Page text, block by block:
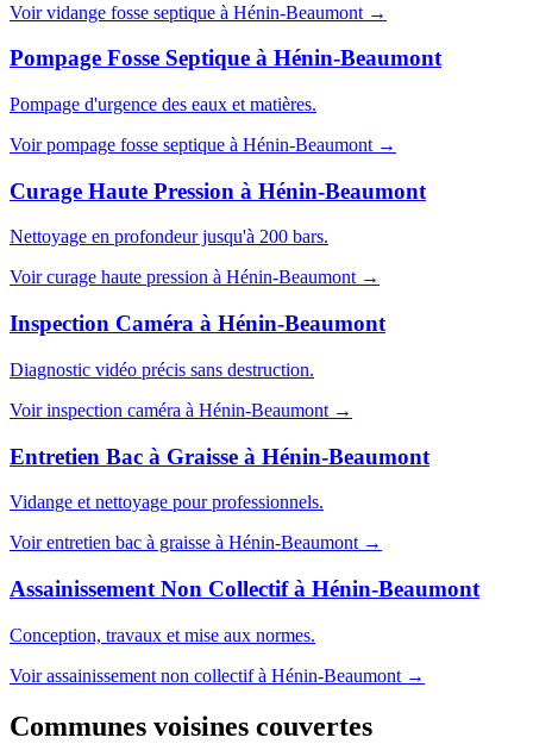
Voirvidange fosse septique à Hénin-Beaumont →
Pompage Fosse Septique à Hénin-Beaumont
Pompage d'urgence des eaux et matières.
Voirpompage fosse septique à Hénin-Beaumont →
Curage Haute Pression à Hénin-Beaumont
Nettoyage en profondeur jusqu'à 200 bars.
Voircurage haute pression à Hénin-Beaumont→
Inspection Caméra à Hénin-Beaumont
Diagnostic vidéo précis sans destruction.
Voirinspection caméra à Hénin-Beaumont →
Entretien Bac à Graisse à Hénin-Beaumont
Vidange et nettoyage pour professionnels.
Voirentretien bac à graisse à Hénin-Beaumont →
Assainissement Non Collectifà Hénin-Beaumont
Conception, travaux et mise aux normes.
Voirassainissement non collectifà Hénin-Beaumont →
Communes voisines couvertes